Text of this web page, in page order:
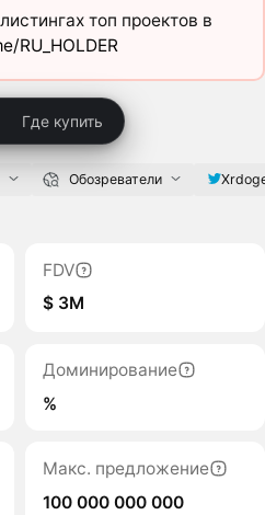
топ проектов в
RU_HOLDER
Где купить
Обозреватели
FDV
$ 3M
Доминирование
%
Макс. предложение
100 000 000 000